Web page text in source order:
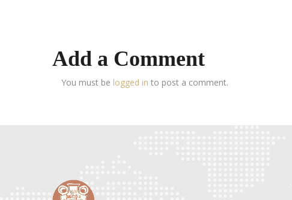
Add a Comment
You must be logged in to post a comment.